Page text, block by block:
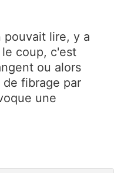
pouvait lire, y a
coup, c'est
ou alors
fibrage par
une